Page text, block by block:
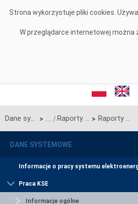
Strona wykorzystuje pliki cookies.
W przeglądarce internetowej można
Dane systemowe > Raporty roczne z funkcjonowania KSE > Raporty za rok 2009
DANE SYSTEMOWE
Informacje o pracy systemu
Praca KSE
Informacje ogólne